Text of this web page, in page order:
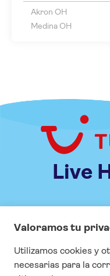
Akron OH
Medina OH
Live
Especial COVID
Visados